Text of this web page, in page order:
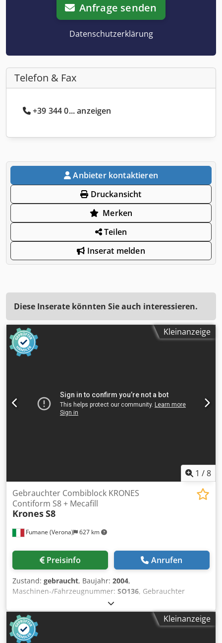
Anfrage senden
Datenschutzerklärung
Telefon & Fax
+39 344 0... anzeigen
Anbieter kontaktieren
Druckansicht
Merken
Teilen
Inserat melden
Diese Inserate könnten Sie auch interessieren.
Kleinanzeige
1 /8
Fumane (Verona) 627 km
Gebrauchter Combiblock KRONES
Contiform S8 + Mecafill
KronesS8
Preisinfo Anrufen
Zustand: gebraucht, Baujahr: 2004,
Maschinen-/Fahrzeugnummer: SO136, Gebrauchter
Combiblock KRONES Contiform S8 + MecafillTechnische
Daten & LeistungskennzahlenDiese Krones Contiform S8
Combi-Streckblasmaschine ist mit einem Krones Mecafill
Füller und einem Krones Verschließer integriert und liefert
Kleinanzeige